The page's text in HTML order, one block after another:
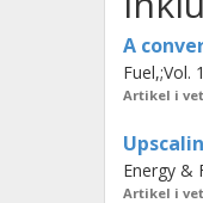
A
has
char
A
Fuel,;Vol.
Artikel i
Energy &
Artikel i